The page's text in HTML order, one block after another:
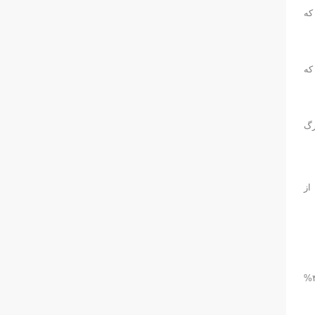
· آزمون دوم مربوط به دقت بود. هر شناگر سه بار طول استخر را شنا کرد و اقدام به شوت زنی از جهات مختلف کرد. ورزشکاران موفقیتی نزدیک به ۳۱.۸%